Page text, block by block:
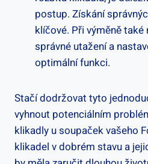
postup.‍ Získání
klíčové. Při výměně
správné utažení a
optimální ​funkci.
Stačí ⁢dodržovat‍ tyto
vyhnout potenciálním
klikadly u soupaček vašeho⁣
klikadel v dobrém stavu a